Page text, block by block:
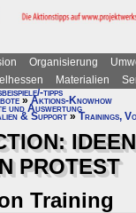
Organisierung
Materialien
tipps
» Aktions-Knowhow
und Auswertung
& Support » Trainings,
PROTEST
Training